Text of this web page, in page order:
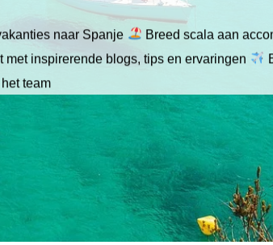
naar Spanje
Breed scala aan
met inspirerende blogs, tips en ervaringen
team